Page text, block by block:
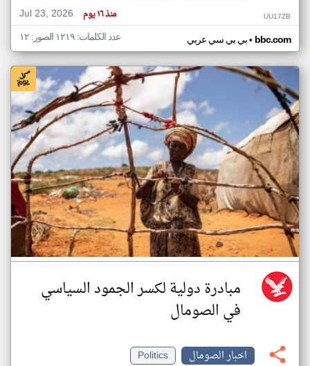
Jul 23, 2026
منذ ١٦ يوم UU17ZB
بي بي سي عربي• bbc.com عدد الكلمات: ١٢١٩ الصور: ١٢
مبادرة دولية لكسر الجمود السياسي
في الصومال
اخبار الصومال
Politics